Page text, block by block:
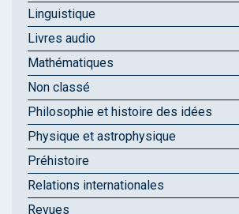
Linguistique
Livres audio
Mathématiques
Non classé
Philosophie et histoire des idées
Physique et astrophysique
Préhistoire
Relations internationales
Revues